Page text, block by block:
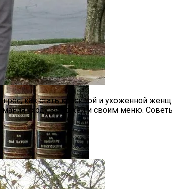
Уставшей Души
Интеллекта
как стать красивой и ухоженной
уходу за кожей и своим меню.